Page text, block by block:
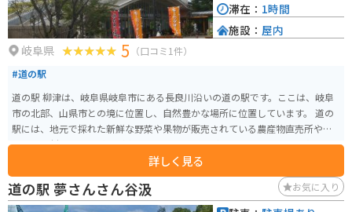
岐阜県 5 （口コミ1件）
#道の駅
道の駅 柳津は、岐阜県岐阜市にある長良川沿いの道の駅です。ここは、岐阜
市の北部、山県市との境に位置し、自然豊かな場所に位置しています。 道の
駅には、地元で採れた新鮮な野菜や果物が販売されている農産物直売所や、
地元の食材を使った料理が楽しめるレストランがあります。 長良川を望むこ
とができる展望台もあり、休憩スポットとしても最適です。また、春には
桜、秋には紅葉が美しく、バイクツーリングの目的地としても人気がありま
す。周辺には、岐阜城などの観光スポットも点在しています。 バイクで訪れ
る場合、道の駅には広い駐車場が完備されているので安心です。長良川沿い
詳しく見る
滞在： 1時間
施設： 屋内
道の駅 夢さんさん谷汲 お気に入り